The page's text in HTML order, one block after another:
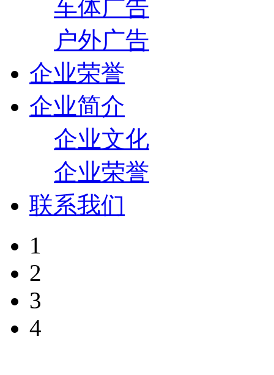
车体广告
户外广告
企业荣誉
企业简介
企业文化
企业荣誉
联系我们
1
2
3
4